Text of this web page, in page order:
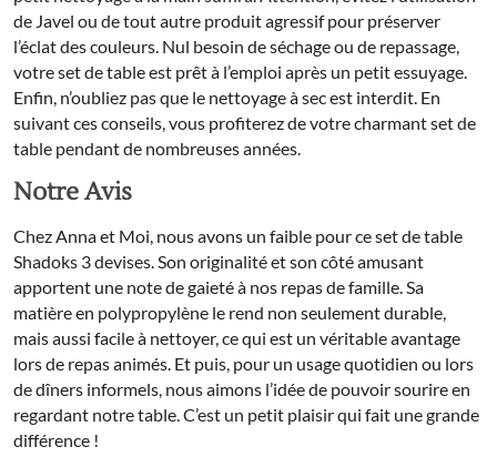
de Javel ou de tout autre produit agressif pour préserver
l’éclat des couleurs. Nul besoin de séchage ou de repassage,
votre set de table est prêt à l’emploi après un petit essuyage.
Enfin, n’oubliez pas que le nettoyage à sec est interdit. En
suivant ces conseils, vous profiterez de votre charmant set de
table pendant de nombreuses années.
Notre Avis
Chez Anna et Moi, nous avons un faible pour ce set de table
Shadoks 3 devises. Son originalité et son côté amusant
apportent une note de gaieté à nos repas de famille. Sa
matière en polypropylène le rend non seulement durable,
mais aussi facile à nettoyer, ce qui est un véritable avantage
lors de repas animés. Et puis, pour un usage quotidien ou lors
de dîners informels, nous aimons l’idée de pouvoir sourire en
regardant notre table. C’est un petit plaisir qui fait une grande
différence !